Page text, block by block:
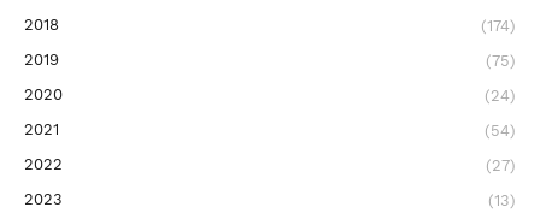
2018
(174)
2019
(75)
2020
(24)
2021
(54)
2022
(27)
2023
(13)